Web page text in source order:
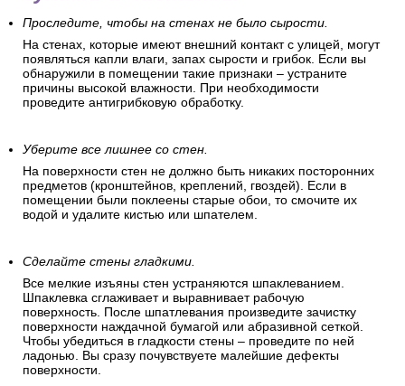
Проследите, чтобы на стенах не было сырости.
На стенах, которые имеют внешний контакт с улицей, могут
появляться капли влаги, запах сырости и грибок. Если вы
обнаружили в помещении такие признаки – устраните
причины высокой влажности. При необходимости
проведите антигрибковую обработку.
Уберите все лишнее со стен.
На поверхности стен не должно быть никаких посторонних
предметов (кронштейнов, креплений, гвоздей). Если в
помещении были поклеены старые обои, то смочите их
водой и удалите кистью или шпателем.
Сделайте стены гладкими.
Все мелкие изъяны стен устраняются шпаклеванием.
Шпаклевка сглаживает и выравнивает рабочую
поверхность. После шпатлевания произведите зачистку
поверхности наждачной бумагой или абразивной сеткой.
Чтобы убедиться в гладкости стены – проведите по ней
ладонью. Вы сразу почувствуете малейшие дефекты
поверхности.